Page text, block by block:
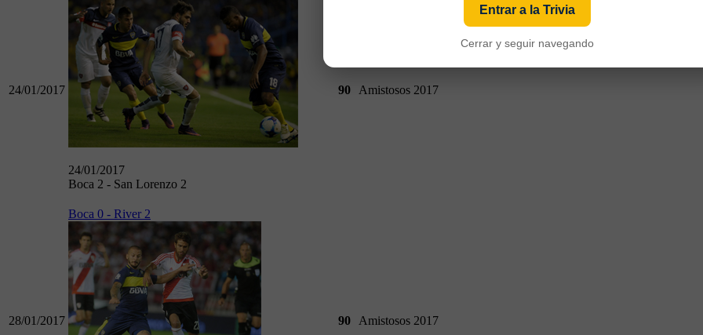
24/01/2017
24/01/2017
Boca 2 - San Lorenzo 2
90 Amistosos 2017
28/01/2017
Boca 0 - River 2
90 Amistosos 2017
Entrar a la Trivia
Cerrar y seguir navegando